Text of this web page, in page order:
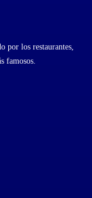
por los restaurantes,
famosos.